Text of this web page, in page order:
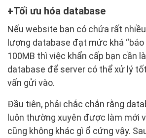
Tối ưu hóa database
Nếu website bạn có chứa rất
lượng database đạt mức khá “báo
100MB thì việc khẩn cấp bạn cần
database để server có thể xử lý
vấn gửi vào.
Đầu tiên, phải chắc chắn rằng
luôn thường xuyên được làm mới
cũng không khác gì ổ cứng vậy.